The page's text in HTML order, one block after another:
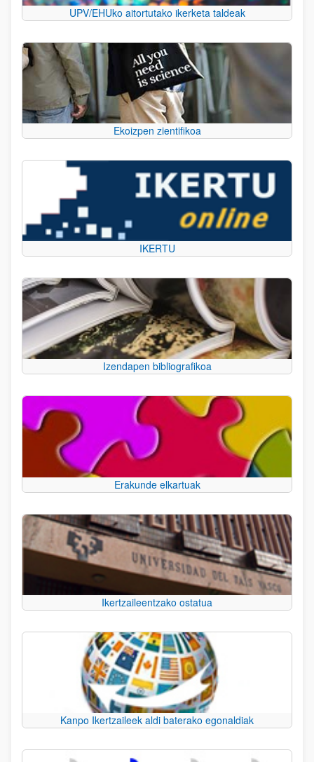
UPV/EHUko aitortutako ikerketa taldeak
Ekoizpen zientifikoa
IKERTU
Izendapen bibliografikoa
Erakunde elkartuak
Ikertzaileentzako ostatua
Kanpo Ikertzaileek aldi baterako egonaldiak